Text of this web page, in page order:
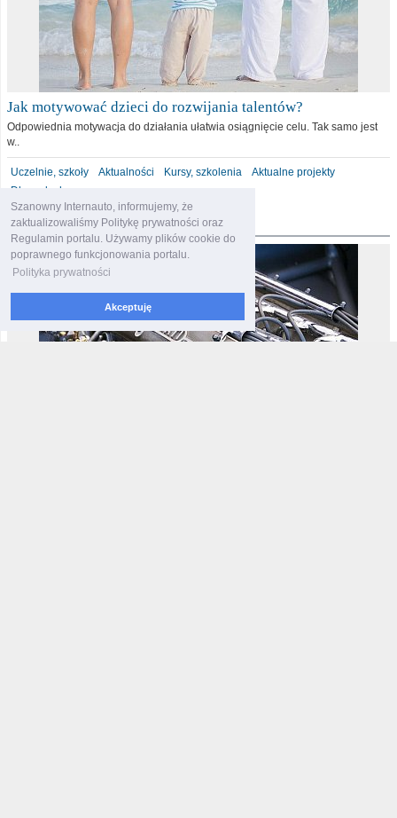
Szanowny Internauto, informujemy, że
zaktualizowaliśmy Politykę prywatności oraz
Regulamin portalu. Używamy plików cookie do
poprawnego funkcjonowania portalu.
Polityka prywatności
Akceptuję
Jak motywować dzieci do rozwijania talentów?
Odpowiednia motywacja do działania ułatwia osiągnięcie celu. Tak samo jest
w..
Uczelnie, szkoły Aktualności Kursy, szkolenia
Aktualne projekty
Dla malucha
motoryzacja